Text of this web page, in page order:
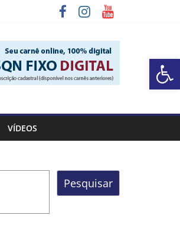
Barra de Ferramentas Aberta
VÍDEOS
Pesquisar